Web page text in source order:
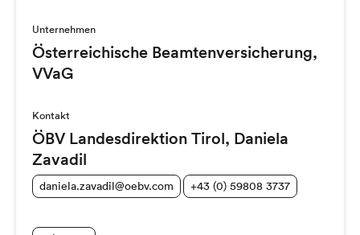
Unternehmen
Österreichische Beamtenversicherung,
VVaG
Kontakt
ÖBV Landesdirektion Tirol, Daniela
Zavadil
daniela.zavadil@oebv.com +43 (0) 59808 3737